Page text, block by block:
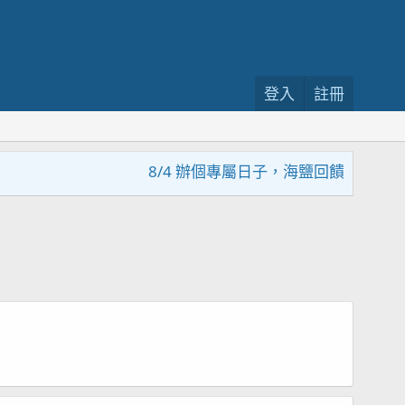
登入 註冊
8/4 辦個專屬日子，海鹽回饋活動，